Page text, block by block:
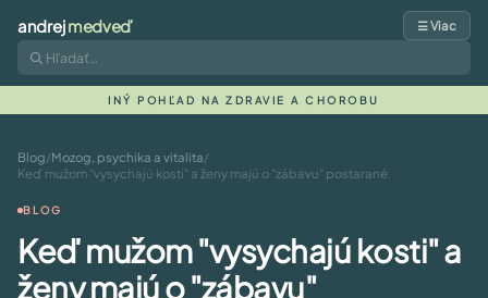
andrejmedveď ☰ Viac
INÝ POHĽAD NA ZDRAVIE A CHOROBU
Blog/Mozog, psychika a vitalita/
Keď mužom "vysychajú kosti" a ženy majú o "zábavu" postarané.
BLOG
Keď mužom "vysychajú kosti" a
ženy majú o "zábavu"